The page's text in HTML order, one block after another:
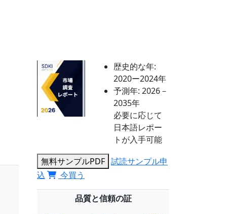
歴史的な年:
2020ー2024年
予測年: 2026－
2035年
必要に応じて
日本語レポー
トが入手可能
無料サンプルPDF 試読サンプル申
込
今買う
品質と信頼の証